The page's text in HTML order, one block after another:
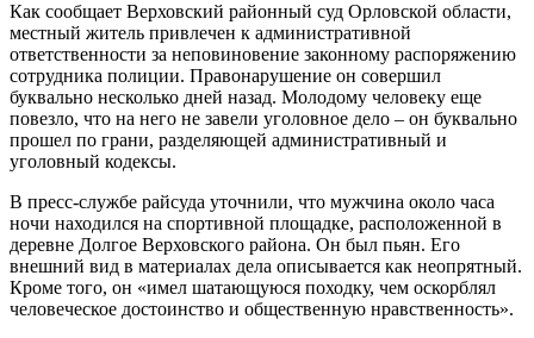
Как сообщает Верховский районный суд Орловской области,
местный житель привлечен к административной
ответственности за неповиновение законному распоряжению
сотрудника полиции. Правонарушение он совершил
буквально несколько дней назад. Молодому человеку еще
повезло, что на него не завели уголовное дело – он буквально
прошел по грани, разделяющей административный и
уголовный кодексы.
В пресс-службе райсуда уточнили, что мужчина около часа
ночи находился на спортивной площадке, расположенной в
деревне Долгое Верховского района. Он был пьян. Его
внешний вид в материалах дела описывается как неопрятный.
Кроме того, он «имел шатающуюся походку, чем оскорблял
человеческое достоинство и общественную нравственность».